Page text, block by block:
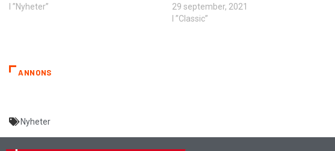
I ”Nyheter”
29 september, 2021
I ”Classic”
ANNONS
Nyheter